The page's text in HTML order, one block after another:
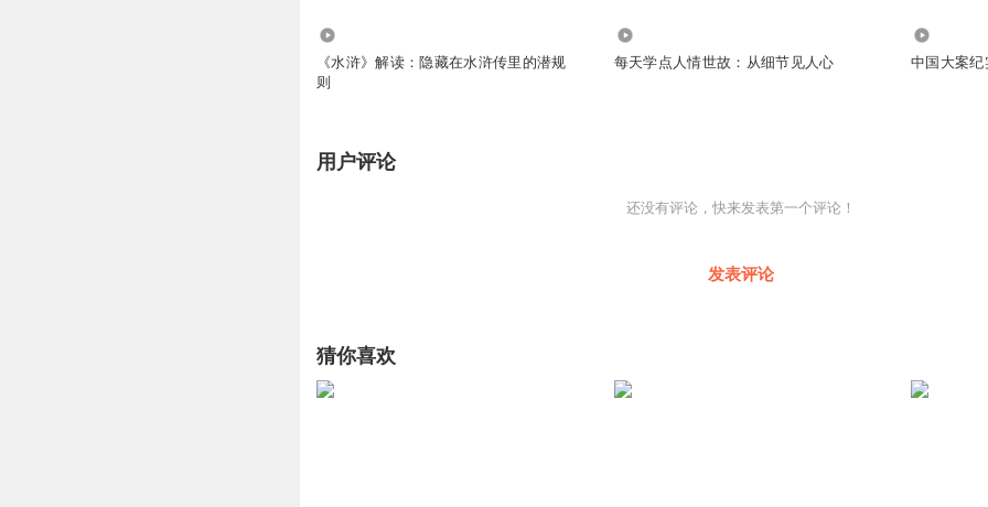
《水浒》解读：隐藏在水浒传里的潜规
则
每天学点人情世故：从细节见人心 中国大案
用户评论
还没有评论，快来发表第一个评论！
发表评论
猜你喜欢